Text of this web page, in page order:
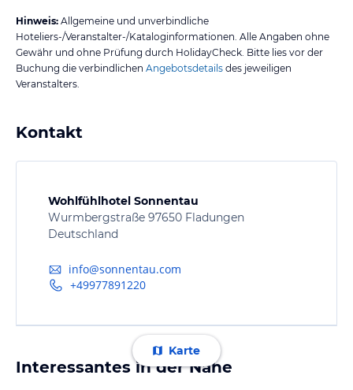
Hinweis: Allgemeine und unverbindliche
Hoteliers-/Veranstalter-/Kataloginformationen. Alle Angaben ohne
Gewähr und ohne Prüfung durch HolidayCheck. Bitte lies vor der
Buchung die verbindlichen Angebotsdetails des jeweiligen
Veranstalters.
Kontakt
Wohlfühlhotel Sonnentau
Wurmbergstraße 97650 Fladungen
Deutschland
info@sonnentau.com
+49977891220
Karte
Interessantes in der Nähe